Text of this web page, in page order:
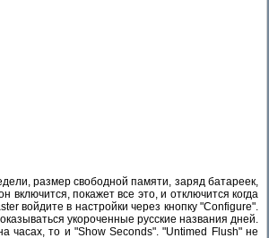
размер свободной памяти, заряд батареек,
покажет все это, и отключится когда
войдите в настройки через кнопку "Configure".
укороченные русские названия дней.
часах, то и "Show Seconds". "Untimed Flush" не